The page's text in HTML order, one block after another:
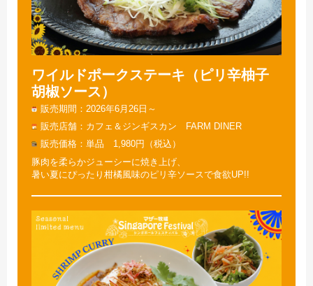
ワイルドポークステーキ（ピリ辛柚子
胡椒ソース）
販売期間
2026年6月26日～
販売店舗
カフェ＆ジンギスカン FARM DINER
販売価格
単品 1,980円（税込）
豚肉を柔らかジューシーに焼き上げ、
暑い夏にぴったり柑橘風味のピリ辛ソースで食欲UP!!